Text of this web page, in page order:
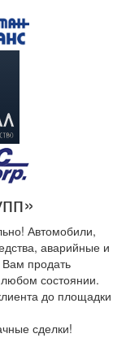
Автомобили,
аварийные и
продать
состоянии.
до площадки
сделки!